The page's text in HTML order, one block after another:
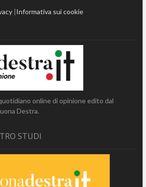
|Informativa sui cookie
online di opinione edito dal
Destra.
STUDI